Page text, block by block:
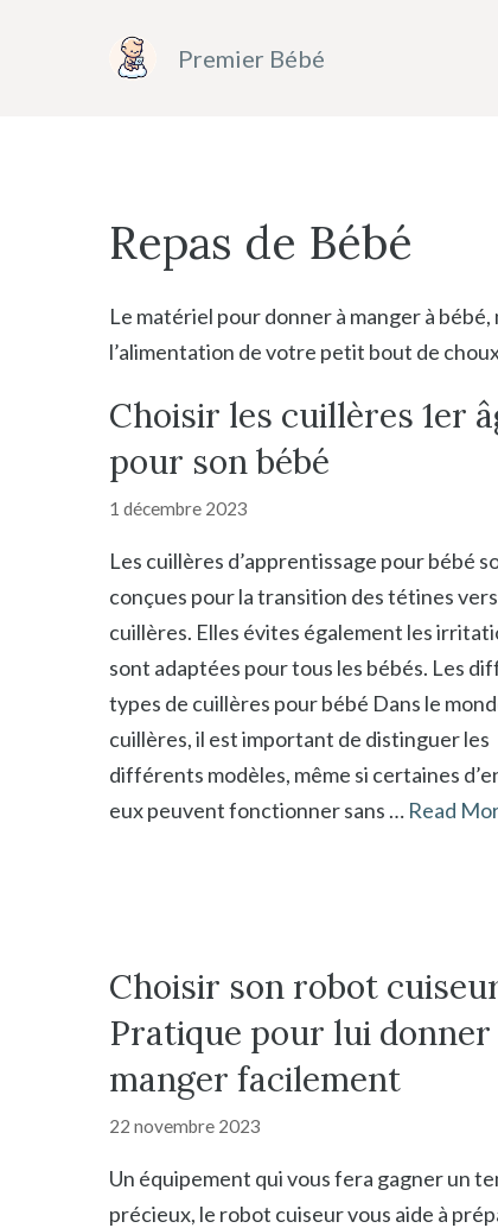
Premier Bébé
Repas de Bébé
Le matériel pour donner à manger à
l’alimentation de votre petit bout de
Choisir les cuillères 1er
pour son bébé
1 décembre 2023
Les cuillères d’apprentissage pour bébé
conçues pour la transition des tétines
cuillères. Elles évites également les
sont adaptées pour tous les bébés. Les
types de cuillères pour bébé Dans le
cuillères, il est important de distinguer les
différents modèles, même si certaines
eux peuvent fonctionner sans … Read
Choisir son robot
Pratique pour lui donner
manger facilement
22 novembre 2023
Un équipement qui vous fera gagner un
précieux, le robot cuiseur vous aide à